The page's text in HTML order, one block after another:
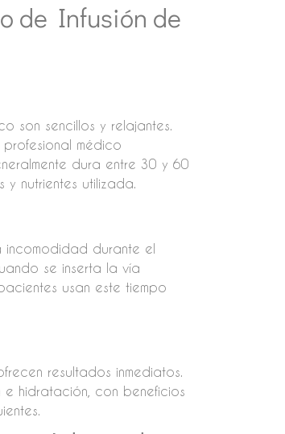
de Infusión de
son sencillos y relajantes.
médico
dura entre 30 y 60
nutrientes utilizada.
incomodidad durante el
se inserta la vía
usan este tiempo
resultados inmediatos.
e hidratación, con beneficios